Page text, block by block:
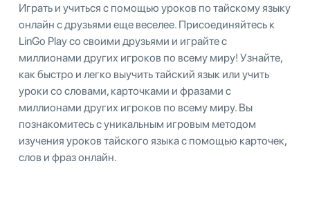
Играть и учиться с помощью уроков по тайскому языку
онлайн с друзьями еще веселее. Присоединяйтесь к
LinGo Play со своими друзьями и играйте с
миллионами других игроков по всему миру! Узнайте,
как быстро и легко выучить тайский язык или учить
уроки со словами, карточками и фразами с
миллионами других игроков по всему миру. Вы
познакомитесь с уникальным игровым методом
изучения уроков тайского языка с помощью карточек,
слов и фраз онлайн.